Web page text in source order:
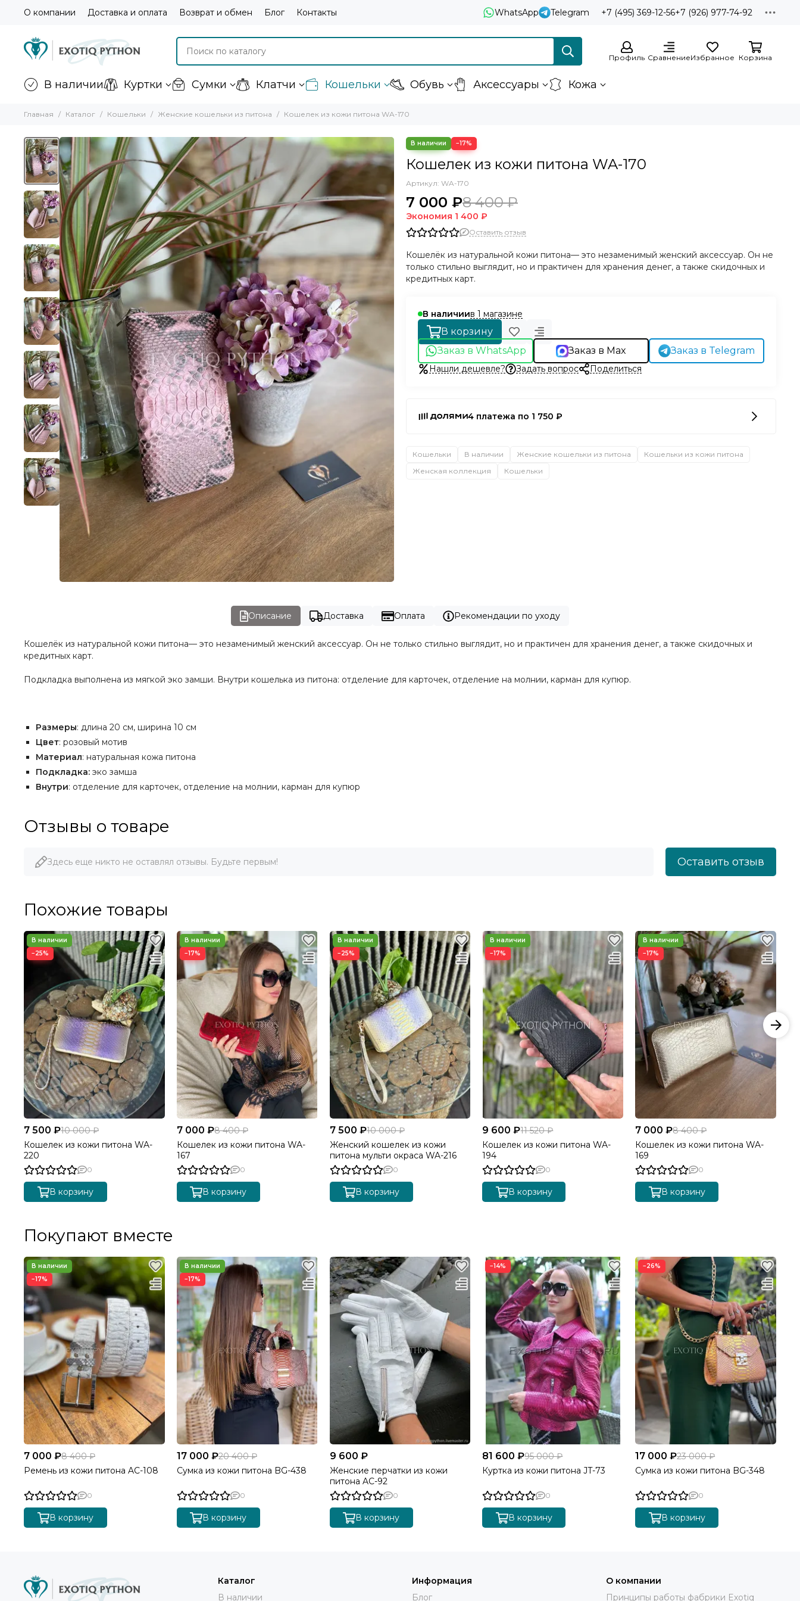
О компании Доставка и оплата Возврат и обмен Блог Контакты WhatsApp Telegram +7 (495) 369-12-56+7 (926) 977-74-92
Профиль СравнениеИзбранное Корзина
В наличии Куртки Сумки Клатчи Кошельки Обувь Аксессуары Кожа
Главная Каталог Кошельки Женские кошельки из питона Кошелек из кожи питона WA-170
−17%
Кошелек из кожи питона WA-170
Артикул: WA-170
7 000 ₽8 400 ₽
Экономия 1 400 ₽
Оставить отзыв
Кошелёк из натуральной кожи питона— это незаменимый женский аксессуар. Он не
только стильно выглядит, но и практичен для хранения денег, а также скидочных и
кредитных карт.
В наличиив 1 магазине
В корзину
Заказ в WhatsApp
Заказ в Max Заказ в Telegram
Нашли дешевле? Задать вопрос Поделиться
4 платежа по 1 750 ₽
Кошельки В наличии Женские кошельки из питона
Кошельки из кожи питона
Женская коллекция
Кошельки
Описание Доставка Оплата Рекомендации по уходу
Кошелёк из натуральной кожи питона— это незаменимый женский аксессуар. Он не только стильно выглядит, но и практичен для хранения денег, а также скидочных и
кредитных карт.
Подкладка выполнена из мягкой эко замши. Внутри кошелька из питона: отделение для карточек, отделение на молнии, карман для купюр.
Размеры: длина 20 см, ширина 10 см
Цвет: розовый мотив
Материал: натуральная кожа питона
Подкладка: эко замша
Внутри: отделение для карточек, отделение на молнии, карман для купюр
Отзывы о товаре
Здесь еще никто не оставлял отзывы. Будьте первым! Оставить отзыв
Похожие товары
−25%
7 500 ₽10 000 ₽
Кошелек из кожи питона WA-
220
0
В корзину
−17%
7 000 ₽8 400 ₽
Кошелек из кожи питона WA-
167
0
В корзину
−25%
7 500 ₽10 000 ₽
Женский кошелек из кожи
питона мульти окраса WA-216
0
В корзину
−17%
9 600 ₽11 520 ₽
Кошелек из кожи питона WA-
194
0
В корзину
−17%
7 000 ₽8 400 ₽
Кошелек из кожи питона WA-
169
0
В корзину
Покупают вместе
−17%
7 000 ₽8 400 ₽
Ремень из кожи питона AC-108
0
В корзину
−17%
17 000 ₽20 400 ₽
Сумка из кожи питона BG-438
0
В корзину
9 600 ₽
Женские перчатки из кожи
питона AC-92
0
В корзину
−14%
81 600 ₽95 000 ₽
Куртка из кожи питона JT-73
0
В корзину
−26%
17 000 ₽23 000 ₽
Сумка из кожи питона BG-348
0
В корзину
Каталог
В наличии
Информация
Блог
О компании
Принципы работы фабрики Exotiq